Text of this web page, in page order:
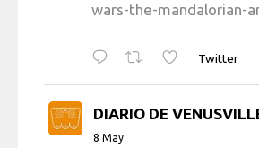
wars-the-mandalorian-
Twitter
DIARIO DE
8 May